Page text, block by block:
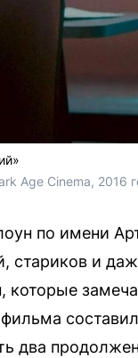
Age Cinema, 2016
по имени
стариков и
которые
два